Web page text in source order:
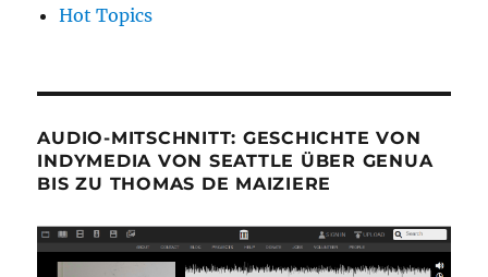
Hot Topics
AUDIO-MITSCHNITT: GESCHICHTE VON
INDYMEDIA VON SEATTLE ÜBER GENUA
BIS ZU THOMAS DE MAIZIERE